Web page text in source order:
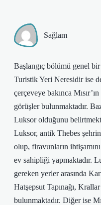
Sağlam
Başlangıç bölümü genel bir
Turistik Yeri Neresidir ise
çerçeveye bakınca
görüşler bulunmaktadır.
Luksor olduğunu
Luksor, antik Thebes
olup, firavunların
ev sahipliği yapmaktadır.
gereken yerler arasında
Hatşepsut Tapınağı,
bulunmaktadır. Diğer ise